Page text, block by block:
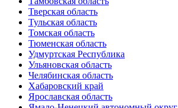
Тверская область
Тульская область
Томская область
Тюменская область
Удмуртская Республика
Ульяновская область
Челябинская область
Хабаровский край
Ярославская область